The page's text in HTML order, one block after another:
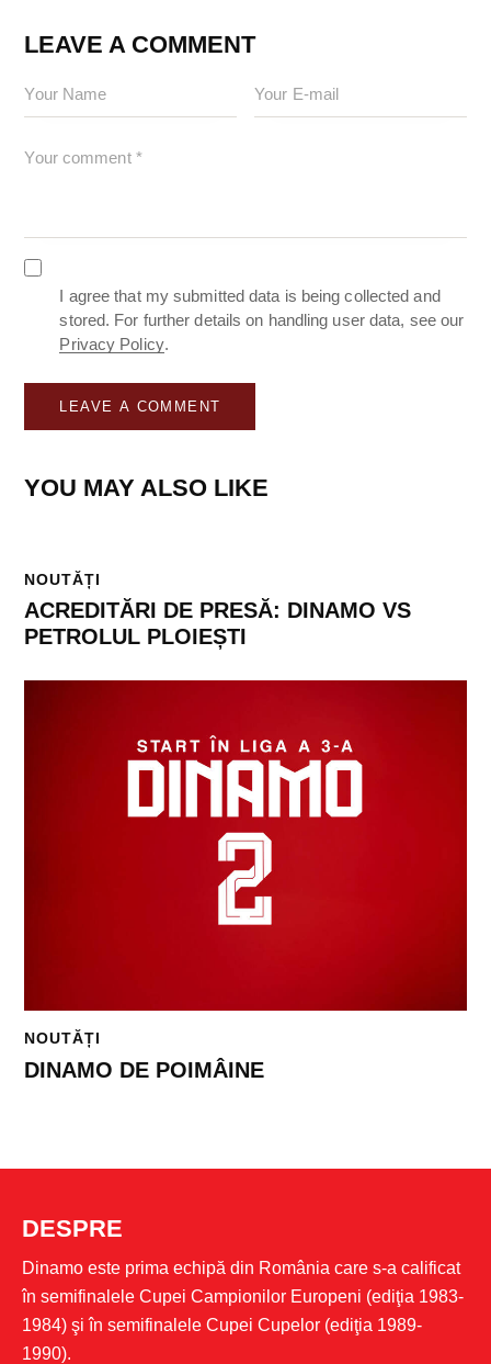
LEAVE A COMMENT
I agree that my submitted data is being collected and
stored. For further details on handling user data, see our
Privacy Policy.
YOU MAY ALSO LIKE
NOUTĂȚI
ACREDITĂRI DE PRESĂ: DINAMO VS
PETROLUL PLOIEȘTI
NOUTĂȚI
DINAMO DE POIMÂINE
DESPRE
Dinamo este prima echipă din România care s-a calificat
în semifinalele Cupei Campionilor Europeni (ediţia 1983-
1984) şi în semifinalele Cupei Cupelor (ediţia 1989-
1990).